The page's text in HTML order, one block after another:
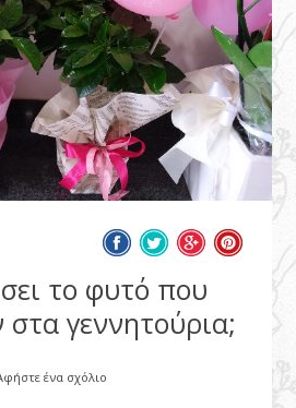
το φυτό που
γεννητούρια;
ένα σχόλιο